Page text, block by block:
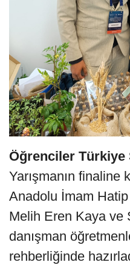
Öğrenciler Türkiye
Yarışmanın finaline
Anadolu İmam
Melih Eren Kaya ve
danışman
rehberliğinde